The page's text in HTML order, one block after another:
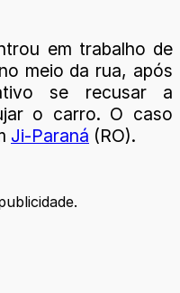
em trabalho de
meio da rua, após
se recusar a
o carro. O caso
Ji-Paraná (RO).